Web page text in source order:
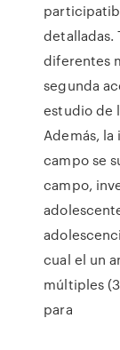
detalladas.
diferentes
segunda
estudio de
Además,
campo se
campo,
cual el un
múltiples
para